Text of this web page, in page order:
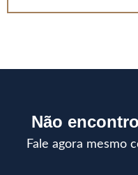
Não
Fale agora mesmo